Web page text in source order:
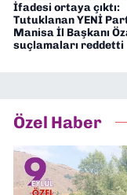
İfadesi ortaya çıktı:
Tutuklanan YENİ
Manisa İl Başkanı
suçlamaları reddetti
Özel Haber